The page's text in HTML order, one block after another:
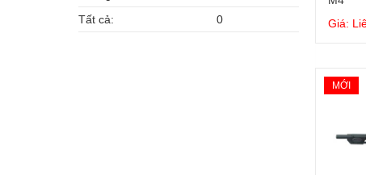
Giá:
MỚI
Tất cả:
0